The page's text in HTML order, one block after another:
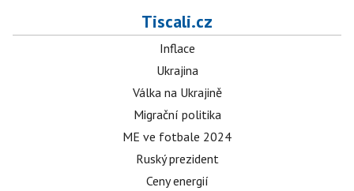
Tiscali.cz
Inflace
Ukrajina
Válka na Ukrajině
Migrační politika
ME ve fotbale 2024
Ruský prezident
Ceny energií